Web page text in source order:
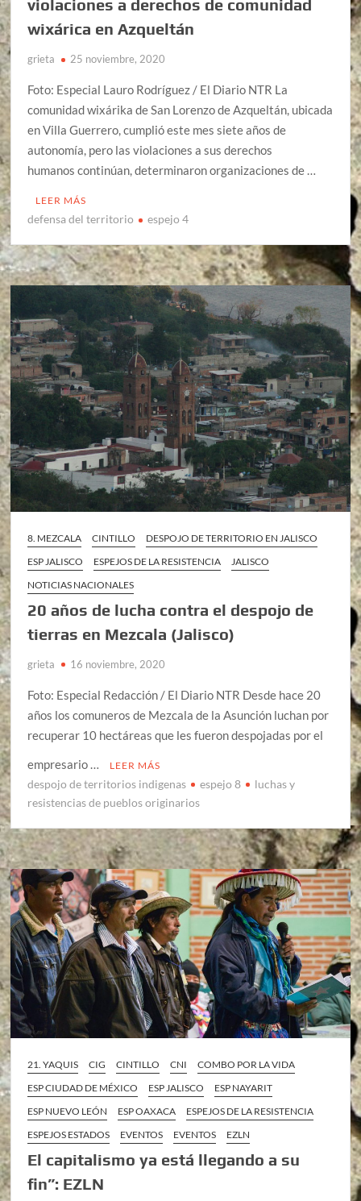
violaciones a derechos de comunidad
wixárica en Azqueltán
grieta 25 noviembre, 2020
Foto: Especial Lauro Rodríguez / El Diario NTR La
comunidad wixárika de San Lorenzo de Azqueltán, ubicada
en Villa Guerrero, cumplió este mes siete años de
autonomía, pero las violaciones a sus derechos
humanos continúan, determinaron organizaciones de …
LEER MÁS
defensa del territorio espejo 4
8. MEZCALA CINTILLO
DESPOJO DE TERRITORIO EN JALISCO
ESP JALISCO
ESPEJOS DE LA RESISTENCIA
JALISCO
NOTICIAS NACIONALES
20 años de lucha contra el despojo de
tierras en Mezcala (Jalisco)
grieta 16 noviembre, 2020
Foto: Especial Redacción / El Diario NTR Desde hace 20
años los comuneros de Mezcala de la Asunción luchan por
recuperar 10 hectáreas que les fueron despojadas por el
empresario …
LEER MÁS
despojo de territorios indigenas espejo 8
luchas y
resistencias de pueblos originarios
21. YAQUIS CIG CINTILLO CNI
COMBO POR LA VIDA
ESP CIUDAD DE MÉXICO
ESP JALISCO
ESP NAYARIT
ESP NUEVO LEÓN
ESP OAXACA
ESPEJOS DE LA RESISTENCIA
ESPEJOS ESTADOS
EVENTOS EVENTOS EZLN
El capitalismo ya está llegando a su
fin”: EZLN